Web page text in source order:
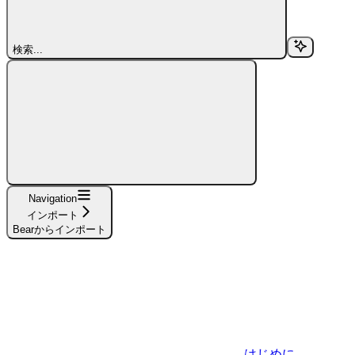
検索...
Navigation
インポート
Bearからインポート